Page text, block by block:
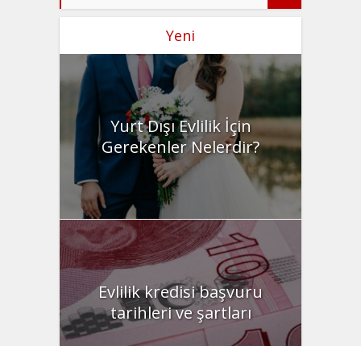
Yeni
Yurt Dışı Evlilik İçin
Gerekenler Nelerdir?
Evlilik kredisi başvuru
tarihleri ve şartları